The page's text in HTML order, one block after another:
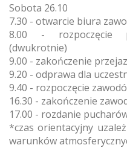
Sobota 26.10
7.30 - otwarcie biura
8.00 - rozpoczęcie
(dwukrotnie)
9.00 - zakończenie
9.20 - odprawa dla
9.40 - rozpoczęcie
16.30 - zakończenie
17.00 - rozdanie
*czas orientacyjny
warunków